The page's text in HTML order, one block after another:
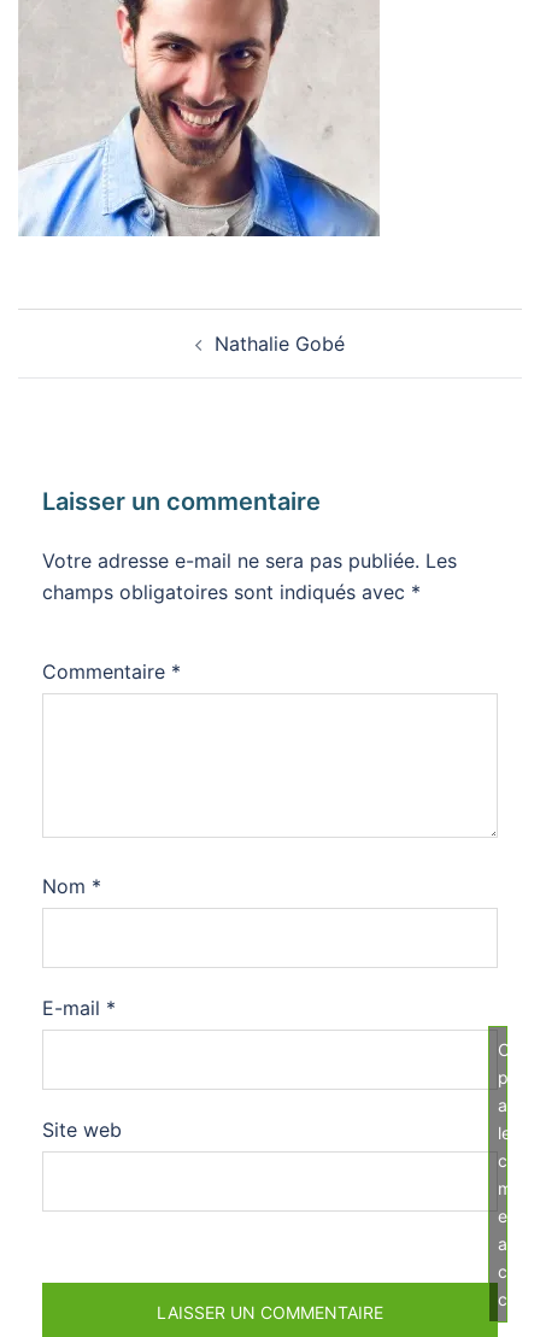
Nathalie Gobé
Laisser un commentaire
Votre adresse e-mail ne sera pas publiée. Les
champs obligatoires sont indiqués avec *
Commentaire *
Nom *
E-mail *
Site web
pour
les
et
ce